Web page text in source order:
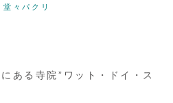
堂々パクリ
ある寺院”ワット・ドイ・ス